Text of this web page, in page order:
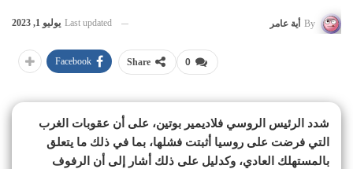
By أية عامر Last updated يوليو 1, 2023
0
Share
Facebook
شدد الرئيس الروسي فلاديمير بوتين، على أن عقوبات الغرب
التي فرضت على روسيا أثبتت فشلها، بما في ذلك ما يتعلق
بالمستهلك العادي، وكدليل على ذلك أشار إلى أن الرفوف